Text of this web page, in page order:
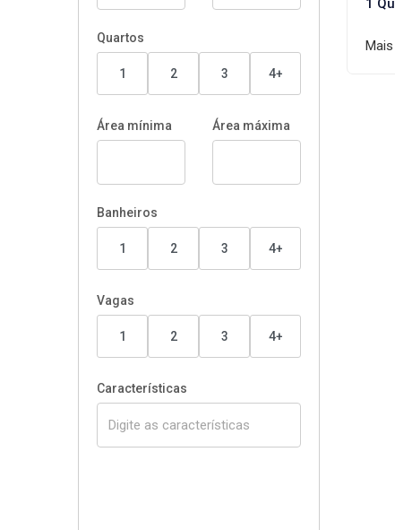
Quartos
1 2 3 4+
Área mínima Área máxima
Banheiros
1 2 3 4+
Vagas
1 2 3 4+
Características
1